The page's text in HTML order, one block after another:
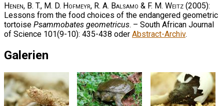
Henen, B. T., M. D. Hofmeyr, R. A. Balsamo & F. M. Weitz (2005):
Lessons from the food choices of the endangered geometric
tortoise Psammobates geometricus. – South African Journal
of Science 101(9-10): 435-438 oder Abstract-Archiv.
Galerien